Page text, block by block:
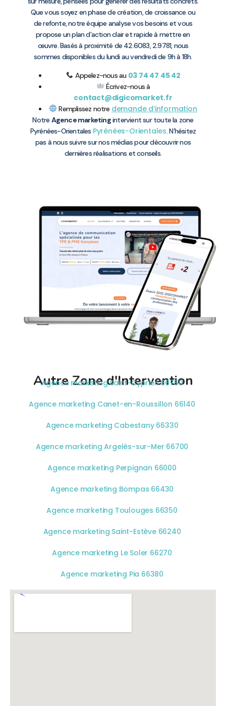
Que vous soyez en phase de création, de croissance ou
de refonte, notre équipe analyse vos besoins et vous
propose un plan d’action clair et rapide à mettre en
œuvre. Basés à proximité de 42.6083, 2.9781, nous
sommes disponibles du lundi au vendredi de 9h à 18h.
Appelez-nous au 03 74 47 45 42
Écrivez-nous à
contact@digicomarket.fr
Remplissez notre demande d’information
Notre Agence marketingintervient sur toute la zone
Pyrénées-Orientales Pyrénées-Orientales. N’hésitez
pas à nous suivre sur nos médias pour découvrir nos
dernières réalisations et conseils.
Autre Zone d'Intervention
Agence marketing Saint-Cyprien 66750
Agence marketing Canet-en-Roussillon 66140
Agence marketing Cabestany 66330
Agence marketing Argelès-sur-Mer 66700
Agence marketing Perpignan 66000
Agence marketing Bompas 66430
Agence marketing Toulouges 66350
Agence marketing Saint-Estève 66240
Agence marketing Le Soler 66270
Agence marketing Pia 66380